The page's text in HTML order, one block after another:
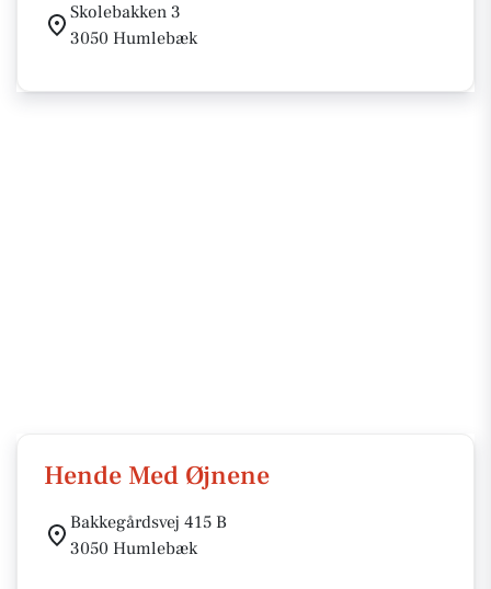
Skolebakken 3
3050 Humlebæk
Hende Med Øjnene
Bakkegårdsvej 415 B
3050 Humlebæk